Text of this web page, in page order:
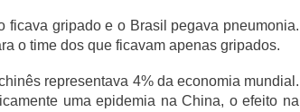
ficava gripado e o Brasil pegava pneumonia.
o time dos que ficavam apenas gripados.
representava 4% da economia mundial.
uma epidemia na China, o efeito na